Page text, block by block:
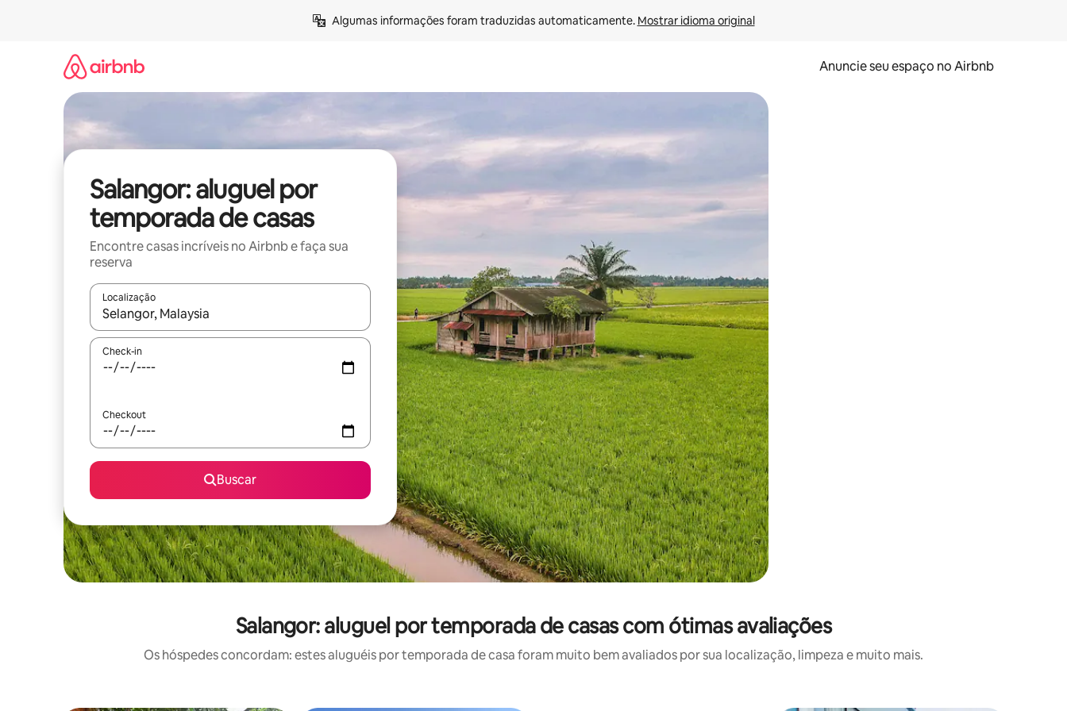
Algumas informações foram traduzidas automaticamente. Mostrar idioma original
Anuncie seu espaço no Airbnb
Salangor: aluguel por
temporada de casas
Encontre casas incríveis no Airbnb e faça sua
reserva
Localização
Quando os resultados estiverem disponíveis, explore-os usando as seta para cima e para baixo do teclado ou tocando e deslizando o dedo na tela.
Check-in
Checkout
Buscar
Salangor: aluguel por temporada de casas com ótimas avaliações
Os hóspedes concordam: estes aluguéis por temporada de casa foram muito bem avaliados por sua localização, limpeza e muito mais.